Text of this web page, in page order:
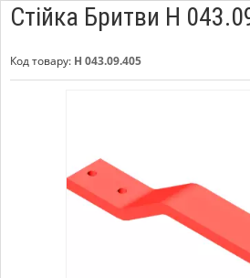
Стійка Бритви Н
Код товару: Н 043.09.405